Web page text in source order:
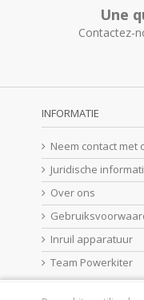
Une
Contactez-
INFORMATIE
Neem contact met
Juridische
Over ons
Inruil apparatuur
Team Powerkiter